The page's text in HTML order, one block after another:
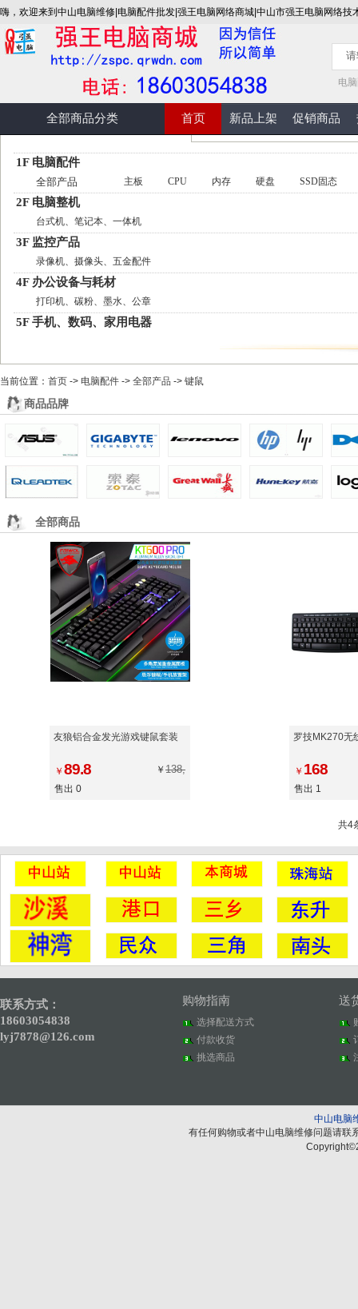
嗨，欢迎来到中山电脑维修|电脑配件批发|强王电脑网络商城|中山市强王电脑网络技
电
全部商品分类 首页 新品上架 促销商品
1F 电脑配件
全部产品 主板 CPU 内存 硬盘 SSD固态
2F 电脑整机
台式机、笔记本、一体机
3F 监控产品
录像机、摄像头、五金配件
4F 办公设备与耗材
打印机、碳粉、墨水、公章
5F 手机、数码、家用电器
6F 软件产品
收银系统、ERP定制、网站源码
7F 维修服务
当前位置： 首页 -> 电脑配件 -> 全部产品 -> 键鼠
商品品牌
全部商品
友狼铝合金发光游戏键鼠套装
￥ 89.8 ￥ 138,
售出 0
罗技MK270无
￥ 168
售出 1
共4
联系方式：
18603054838
lyj7878@126.com
购物指南
选择配送方式
付款收货
挑选商品
送
中山电脑
有任何购物或者中山电脑维修问题请联